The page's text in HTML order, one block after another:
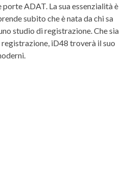
ADAT. La sua essenzialità è
subito che è nata da chi sa
studio di registrazione. Che sia
iD48 troverà il suo